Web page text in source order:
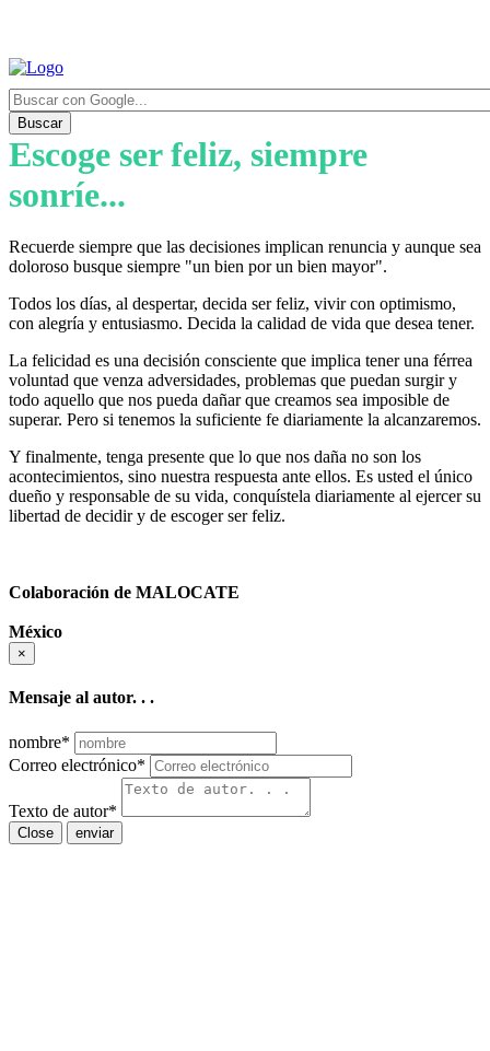
Buscar
Escoge ser feliz, siempre
sonríe...
Recuerde siempre que las decisiones implican renuncia y aunque sea
doloroso busque siempre "un bien por un bien mayor".
Todos los días, al despertar, decida ser feliz, vivir con optimismo,
con alegría y entusiasmo. Decida la calidad de vida que desea tener.
La felicidad es una decisión consciente que implica tener una férrea
voluntad que venza adversidades, problemas que puedan surgir y
todo aquello que nos pueda dañar que creamos sea imposible de
superar. Pero si tenemos la suficiente fe diariamente la alcanzaremos.
Y finalmente, tenga presente que lo que nos daña no son los
acontecimientos, sino nuestra respuesta ante ellos. Es usted el único
dueño y responsable de su vida, conquístela diariamente al ejercer su
libertad de decidir y de escoger ser feliz.
Colaboración de MALOCATE
México
×
Mensaje al autor. . .
nombre*
Correo electrónico*
Texto de autor*
Close enviar